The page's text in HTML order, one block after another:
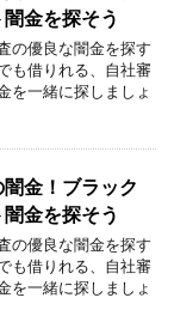
金を探そう
の優良な闇金を探す
も借りれる、自社審
を一緒に探しましょ
金！ブラック
金を探そう
の優良な闇金を探す
も借りれる、自社審
を一緒に探しましょ